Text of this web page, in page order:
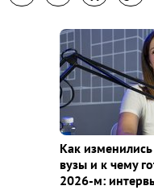
Как
вузы и к чему
2026-м: